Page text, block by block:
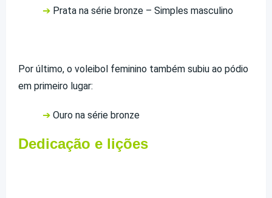
➔ Prata na série bronze – Simples masculino
Por último, o voleibol feminino também subiu ao pódio
em primeiro lugar:
➔ Ouro na série bronze
Dedicação e lições